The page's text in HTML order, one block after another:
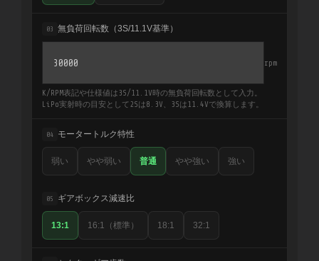
03 無負荷回転数（3S/11.1V基準）
rpm
K/RPM表記や仕様値は3S/11.1V時の無負荷回転数として入力。
LiPo実射時の目安として2Sは8.3V、3Sは11.4Vで換算します。
04 モータートルク特性
弱い やや弱い 普通 やや強い 強い
05 ギアボックス減速比
13:1 16:1（標準） 18:1 32:1